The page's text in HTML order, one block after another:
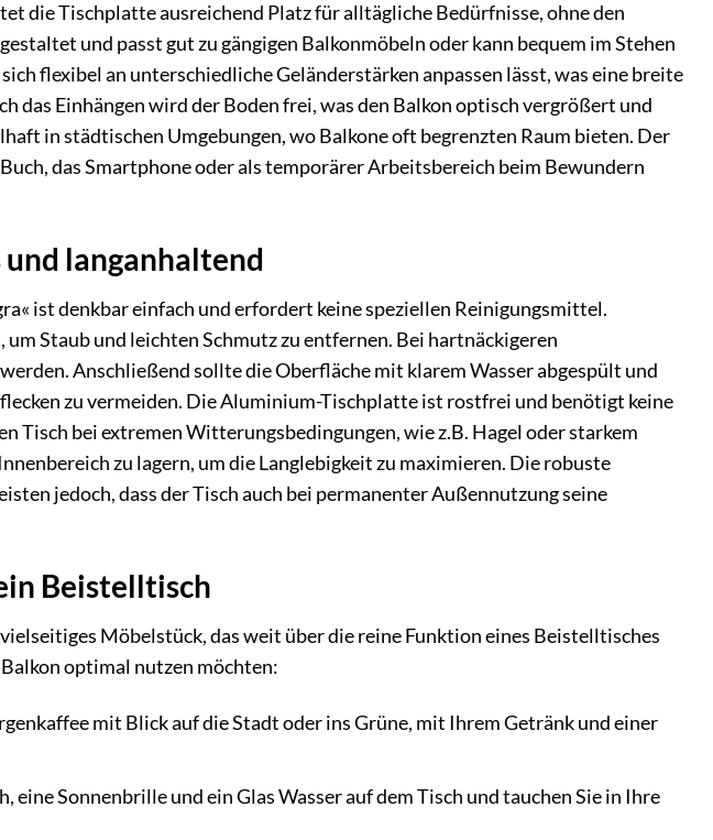
die Tischplatte ausreichend Platz für alltägliche Bedürfnisse, ohne den
und passt gut zu gängigen Balkonmöbeln oder kann bequem im Stehen
flexibel an unterschiedliche Geländerstärken anpassen lässt, was eine breite
das Einhängen wird der Boden frei, was den Balkon optisch vergrößert und
in städtischen Umgebungen, wo Balkone oft begrenzten Raum bieten. Der
das Smartphone oder als temporärer Arbeitsbereich beim Bewundern
langanhaltend
ist denkbar einfach und erfordert keine speziellen Reinigungsmittel.
Staub und leichten Schmutz zu entfernen. Bei hartnäckigeren
Anschließend sollte die Oberfläche mit klarem Wasser abgespült und
zu vermeiden. Die Aluminium-Tischplatte ist rostfrei und benötigt keine
Tisch bei extremen Witterungsbedingungen, wie z.B. Hagel oder starkem
zu lagern, um die Langlebigkeit zu maximieren. Die robuste
jedoch, dass der Tisch auch bei permanenter Außennutzung seine
Beistelltisch
Möbelstück, das weit über die reine Funktion eines Beistelltisches
optimal nutzen möchten:
mit Blick auf die Stadt oder ins Grüne, mit Ihrem Getränk und einer
eine Sonnenbrille und ein Glas Wasser auf dem Tisch und tauchen Sie in Ihre